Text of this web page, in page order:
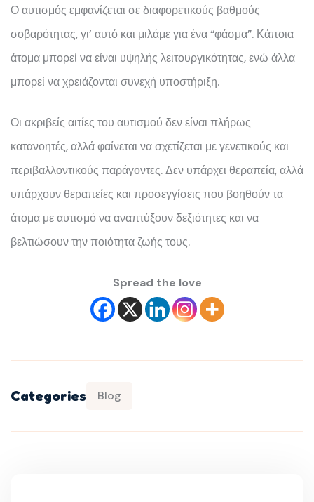
Ο αυτισμός εμφανίζεται σε διαφορετικούς βαθμούς
σοβαρότητας, γι’ αυτό και μιλάμε για ένα “φάσμα”. Κάποια
άτομα μπορεί να είναι υψηλής λειτουργικότητας, ενώ άλλα
μπορεί να χρειάζονται συνεχή υποστήριξη.
Οι ακριβείς αιτίες του αυτισμού δεν είναι πλήρως
κατανοητές, αλλά φαίνεται να σχετίζεται με γενετικούς και
περιβαλλοντικούς παράγοντες. Δεν υπάρχει θεραπεία, αλλά
υπάρχουν θεραπείες και προσεγγίσεις που βοηθούν τα
άτομα με αυτισμό να αναπτύξουν δεξιότητες και να
βελτιώσουν την ποιότητα ζωής τους.
Spread the love
Categories Blog